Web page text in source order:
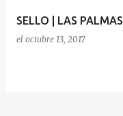
SELLO | LAS PALMAS
el octubre 13, 2017